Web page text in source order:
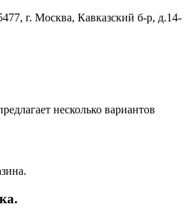
г. Москва, Кавказский б-р, д.14-
несколько вариантов